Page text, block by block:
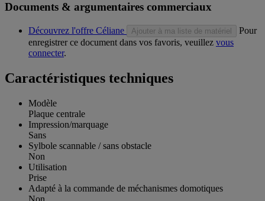
Documents & argumentaires commerciaux
Découvrez l'offre Céliane Ajouter à ma liste de matériel
Pour
enregistrer ce document dans vos favoris, veuillez vous
connecter.
Caractéristiques techniques
Modèle
Plaque centrale
Impression/marquage
Sans
Sylbole scannable / sans obstacle
Non
Utilisation
Prise
Adapté à la commande de méchanismes domotiques
Non